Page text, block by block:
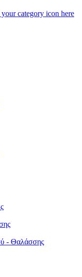
category icon here
- Θαλάσσης